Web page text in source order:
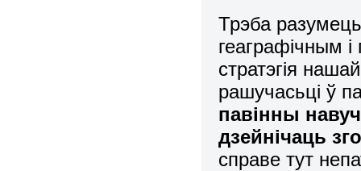
Трэба
геаграфічным
стратэгія
рашучасьці ў
павінны
дзейнічаць
справе тут